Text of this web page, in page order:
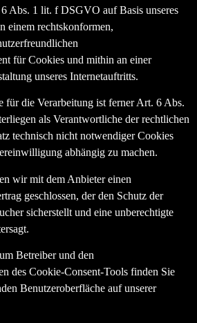
Abs. 1 lit. f DSGVO auf Basis unseres
einem rechtskonformen,
für Cookies und mithin an einer
unseres Internetauftritts.
für die Verarbeitung ist ferner Art. 6 Abs.
als Verantwortliche der rechtlichen
technisch nicht notwendiger Cookies
abhängig zu machen.
wir mit dem Anbieter einen
geschlossen, der den Schutz der
sicherstellt und eine unberechtigte
Betreiber und den
des Cookie-Consent-Tools finden Sie
Benutzeroberfläche auf unserer